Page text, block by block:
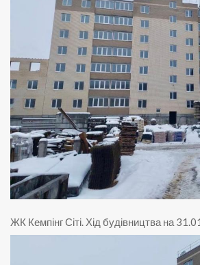
ЖК Кемпінг Сіті. Хід будівництва на